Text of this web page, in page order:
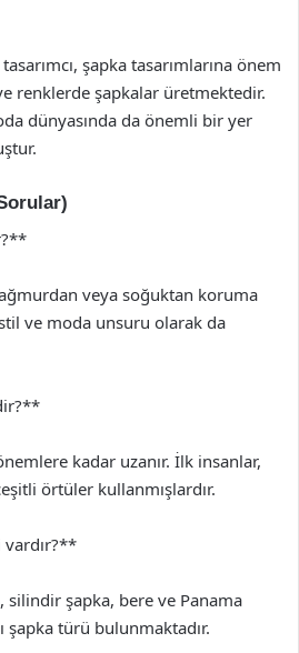
şapka tasarımlarına önem
renklerde şapkalar üretmektedir.
dünyasında da önemli bir yer
veya soğuktan koruma
ve moda unsuru olarak da
kadar uzanır. İlk insanlar,
örtüler kullanmışlardır.
silindir şapka, bere ve Panama
şapka türü bulunmaktadır.